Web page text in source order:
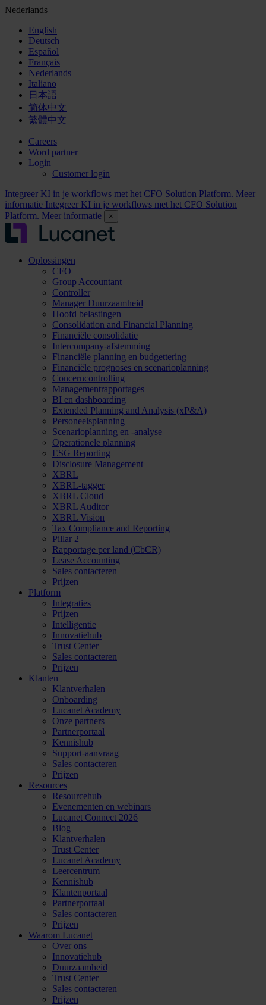
Nederlands
English
Deutsch
Español
Français
Nederlands
Italiano
日本語
简体中文
繁體中文
Careers
Word partner
Login
Customer login
Integreer KI in je workflows met het CFO Solution Platform. Meer
informatie Integreer KI in je workflows met het CFO Solution
Platform. Meer informatie
×
Oplossingen
CFO
Group Accountant
Controller
Manager Duurzaamheid
Hoofd belastingen
Consolidation and Financial Planning
Financiële consolidatie
Intercompany-afstemming
Financiële planning en budgettering
Financiële prognoses en scenarioplanning
Concerncontrolling
Managementrapportages
BI en dashboarding
Extended Planning and Analysis (xP&A)
Personeelsplanning
Scenarioplanning en -analyse
Operationele planning
ESG Reporting
Disclosure Management
XBRL
XBRL-tagger
XBRL Cloud
XBRL Auditor
XBRL Vision
Tax Compliance and Reporting
Pillar 2
Rapportage per land (CbCR)
Lease Accounting
Sales contacteren
Prijzen
Platform
Integraties
Prijzen
Intelligentie
Innovatiehub
Trust Center
Sales contacteren
Prijzen
Klanten
Klantverhalen
Onboarding
Lucanet Academy
Onze partners
Partnerportaal
Kennishub
Support-aanvraag
Sales contacteren
Prijzen
Resources
Resourcehub
Evenementen en webinars
Lucanet Connect 2026
Blog
Klantverhalen
Trust Center
Lucanet Academy
Leercentrum
Kennishub
Klantenportaal
Partnerportaal
Sales contacteren
Prijzen
Waarom Lucanet
Over ons
Innovatiehub
Duurzaamheid
Trust Center
Sales contacteren
Prijzen